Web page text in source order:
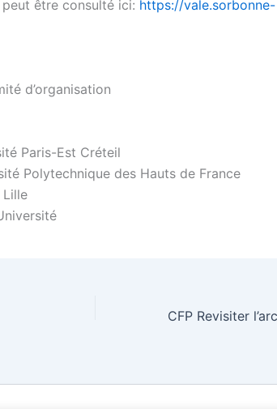
peut être consulté ici: https://vale.sorbonne-
d’organisation
Paris-Est Créteil
Polytechnique des Hauts de France
Lille